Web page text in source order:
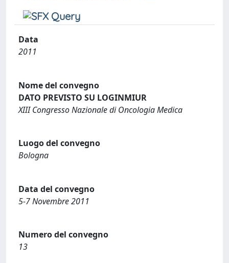
Data
2011
Nome del convegno
DATO PREVISTO SU LOGINMIUR
XIII Congresso Nazionale di Oncologia Medica
Luogo del convegno
Bologna
Data del convegno
5-7 Novembre 2011
Numero del convegno
13